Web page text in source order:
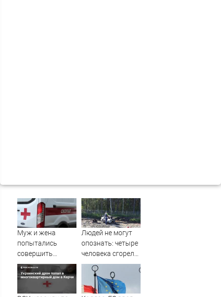
Муж и жена
попытались
совершить
суицид,
предупредив
оперативные
службы
Людей не могут
опознать: четыре
человека сгорели
заживо в
страшном ДТП на
трассе
07/08/2026 –